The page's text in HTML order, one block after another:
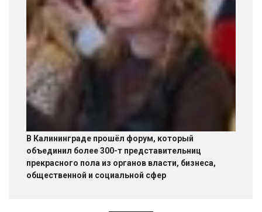
В Калининграде прошёл форум, который
объединил более 300-т представительниц
прекрасного пола из органов власти, бизнеса,
общественной и социальной сфер